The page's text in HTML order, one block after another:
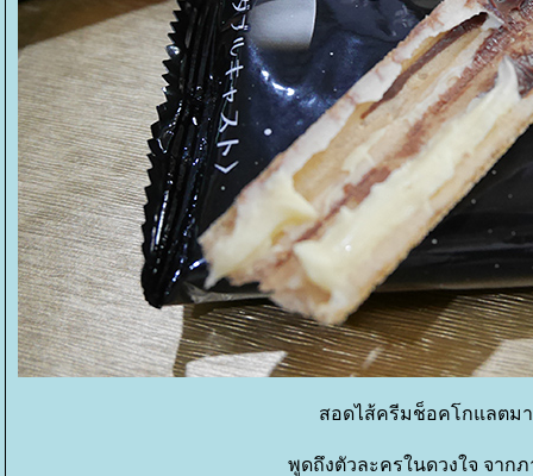
สอดไส้ครีมช็อคโกแลตม
พูดถึงตัวละครในดวงใจ จาก